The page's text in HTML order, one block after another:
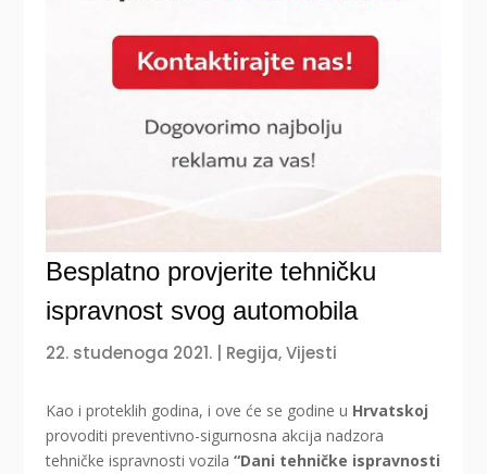
Besplatno provjerite tehničku
ispravnost svog automobila
22. studenoga 2021. Regija,Vijesti
Kao i proteklih godina, i ove će se godine u Hrvatskoj
provoditi preventivno-sigurnosna akcija nadzora
tehničke ispravnosti vozila “Dani tehničke ispravnosti